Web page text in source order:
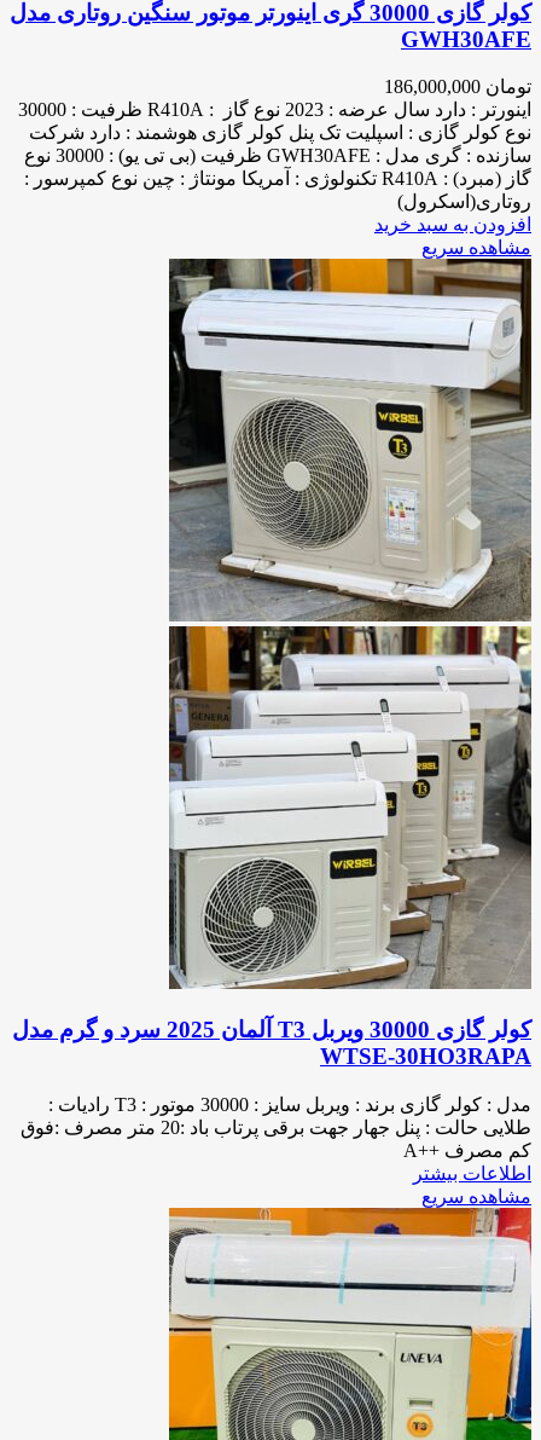
کولر گازی 30000 گری اینورتر موتور سنگین روتاری مدل
GWH30AFE
تومان
اینورتر : دارد سال عرضه : 2023 نوع گاز : R410A ظرفیت : 30000
نوع کولر گازی : اسپلیت تک پنل کولر گازی هوشمند : دارد شرکت
سازنده : گری مدل : GWH30AFE ظرفیت (بی تی یو) : 30000 نوع
گاز (مبرد) : R410A تکنولوژی : آمریکا مونتاژ : چین نوع کمپرسور :
روتاری(اسکرول)
افزودن به سبد خرید
مشاهده سریع
کولر گازی 30000 ویربل T3 آلمان 2025 سرد و گرم مدل
WTSE-30HO3RAPA
مدل : کولر گازی برند : ویربل سایز : 30000 موتور : T3 رادیات :
طلایی حالت : پنل جهار جهت برقی پرتاب باد :20 متر مصرف :فوق
کم مصرف ++A
اطلاعات بیشتر
مشاهده سریع